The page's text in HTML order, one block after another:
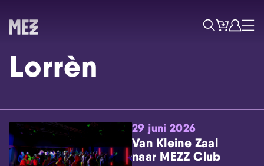
Skip navigatie
ZoekTicketsAccount
Menu
Lorrèn
29 juni 2026
Van Kleine Zaal
naar MEZZ Club